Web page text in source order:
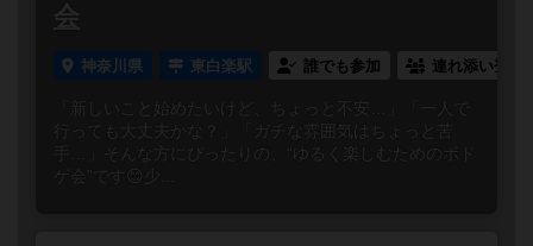
会
神奈川県 東白楽駅 誰でも参加 連れ添い登録
「新しいこと始めたいけど、ちょっと不安…」「一人で
行っても大丈夫かな？」「ガチな雰囲気はちょっと苦
手…」そんな方にぴったりの、“ゆるく楽しむためのボド
ゲ会”です😊少...